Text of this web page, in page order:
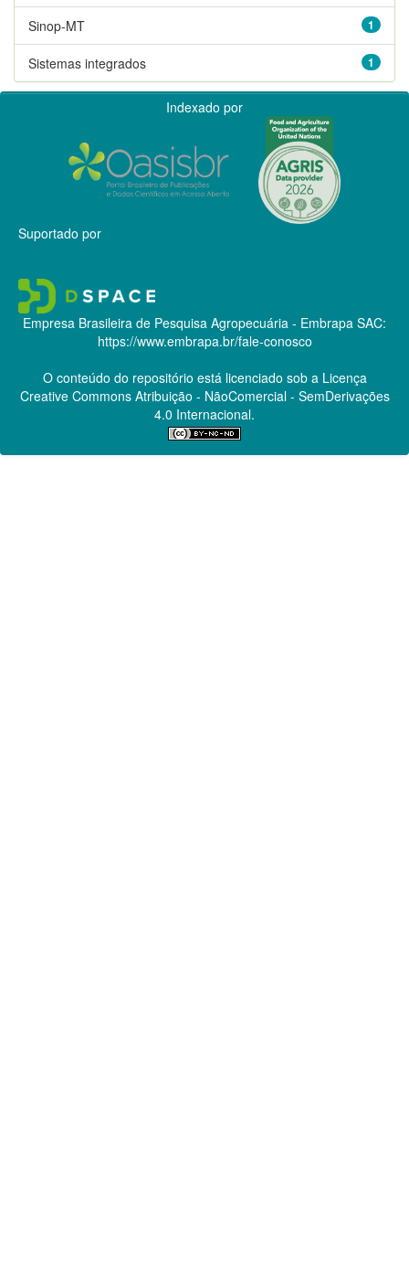
1
Sinop-MT
1
Sistemas integrados
Indexado por
Suportado por
Empresa Brasileira de Pesquisa Agropecuária - Embrapa SAC:
https://www.embrapa.br/fale-conosco
O conteúdo do repositório está licenciado sob a Licença
Creative CommonsAtribuição - NãoComercial - SemDerivações
4.0 Internacional.